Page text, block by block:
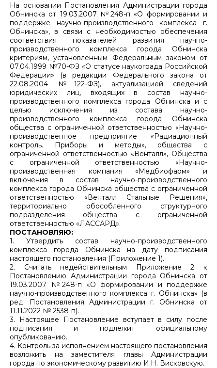
На основании Постановления Администрации города
Обнинска от 19.03.2007 №248-п «О формировании и
поддержке научно-производственного комплекса г.
Обнинска», в связи с необходимостью обеспечения
соответствия показателей развития научно-
производственного комплекса города Обнинска
критериям, установленным Федеральным законом от
07.04.1999 №70-ФЗ «О статусе наукограда Российской
Федерации» (в редакции Федерального закона от
22.08.2004 №122-ФЗ), актуализацией сведений
юридических лиц, входящих в состав научно-
производственного комплекса города Обнинска и с
целью исключения из состава научно-
производственного комплекса города Обнинска
общества с ограниченной ответственностью «Научно-
производственное предприятие «Радиационный
контроль. Приборы и методы», общества с
ограниченной ответственностью «Венталл», Общества
с ограниченной ответственностью «Научно-
производственная компания «Медбиофарм» и
включения в состав научно-производственного
комплекса города Обнинска общества с ограниченной
ответственностью «Венталл Стальные Решения»,
территориально обособленного структурного
подразделения общества с ограниченной
ответственностью «ЛАССАРД».
ПОСТАНОВЛЯЮ:
1. Утвердить состав научно-производственного
комплекса города Обнинска на дату подписания
настоящего постановления (Приложение 1).
2. Считать недействительным Приложение 2 к
Постановлению Администрации города Обнинска от
19.03.2007 №248-п «О формировании и поддержке
научно-производственного комплекса г. Обнинска» (в
ред. Постановления Администрации г. Обнинска от
11.11.2022 № 2538-п).
3. Настоящее Постановление вступает в силу после
подписания и подлежит официальному
опубликованию.
4. Контроль за исполнением настоящего постановления
возложить на заместителя главы Администрации
города по экономическому развитию И.Н. Висковскую.